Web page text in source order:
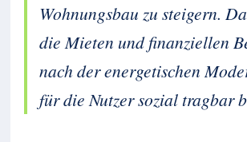
Wohnungsbau zu steigern.
die Mieten und finanziellen
nach der energetischen
für die Nutzer sozial tragbar